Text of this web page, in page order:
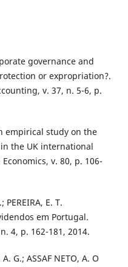
governance and
or expropriation?.
v. 37, n. 5-6, p.
empirical study on the
the UK international
v. 80, p. 106-
PEREIRA, E. T.
em Portugal.
4, p. 162-181, 2014.
G.; ASSAF NETO, A. O